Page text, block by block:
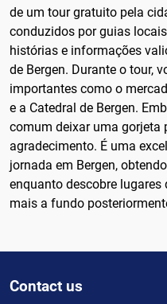
de um tour gratuito pela
conduzidos por guias
histórias e informações
de Bergen. Durante o tour,
importantes como o
e a Catedral de Bergen.
comum deixar uma gorjeta
agradecimento. É uma
jornada em Bergen,
enquanto descobre lugares
mais a fundo
Contact us